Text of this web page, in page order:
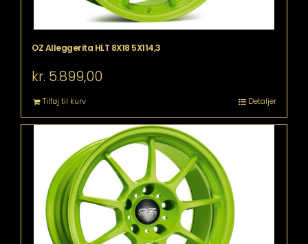
OZ Alleggerita HLT 8X18 5X114,3
kr. 5.899,00
Tilføj til kurv Detaljer